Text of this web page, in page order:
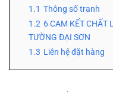
1.1 Thông số tranh
1.2 6 CAM KẾT CHẤT
TƯỜNG ĐẠI SƠN
1.3 Liên hệ đặt hàng